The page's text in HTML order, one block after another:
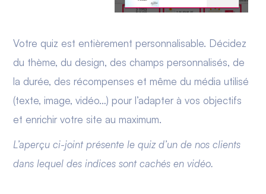
Votre quiz est entièrement personnalisable. Décidez
du thème, du design, des champs personnalisés, de
la durée, des récompenses et même du média utilisé
(texte, image, vidéo…) pour l’adapter à vos objectifs
et enrichir votre site au maximum.
L’aperçu ci-joint présente le quiz d’un de nos clients
dans lequel des indices sont cachés en vidéo.